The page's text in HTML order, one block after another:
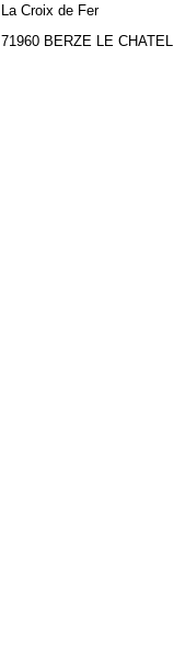
La Croix de Fer
71960 BERZE LE CHATEL